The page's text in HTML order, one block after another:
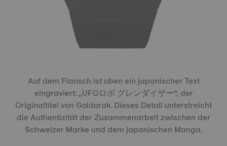
Auf dem Flansch ist oben ein japanischer Text
eingraviert: „UFOロボ グレンダイザー“, der
Originaltitel von Goldorak. Dieses Detail unterstreicht
die Authentizität der Zusammenarbeit zwischen der
Schweizer Marke und dem japanischen Manga.